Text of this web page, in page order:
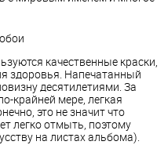
качественные краски,
здоровья. Напечатанный
десятилетиями. За
крайней мере, легкая
это не значит что
легко отмыть, поэтому
на листах альбома).